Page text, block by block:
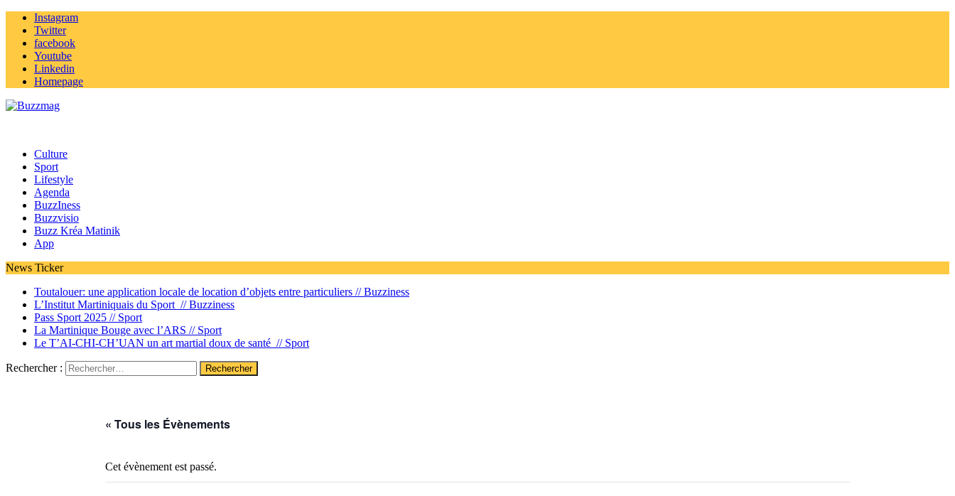
Instagram
Twitter
facebook
Youtube
Linkedin
Homepage
Culture
Sport
Lifestyle
Agenda
BuzzIness
Buzzvisio
Buzz Kréa Matinik
App
News Ticker
Toutalouer: une application locale de location d’objets entre particuliers //Buzziness
L’Institut Martiniquais du Sport //Buzziness
Pass Sport 2025 // Sport
La Martinique Bouge avec l’ARS // Sport
Le T’AI-CHI-CH’UAN un art martial doux de santé // Sport
Rechercher :
« Tous les Évènements
Cet évènement est passé.